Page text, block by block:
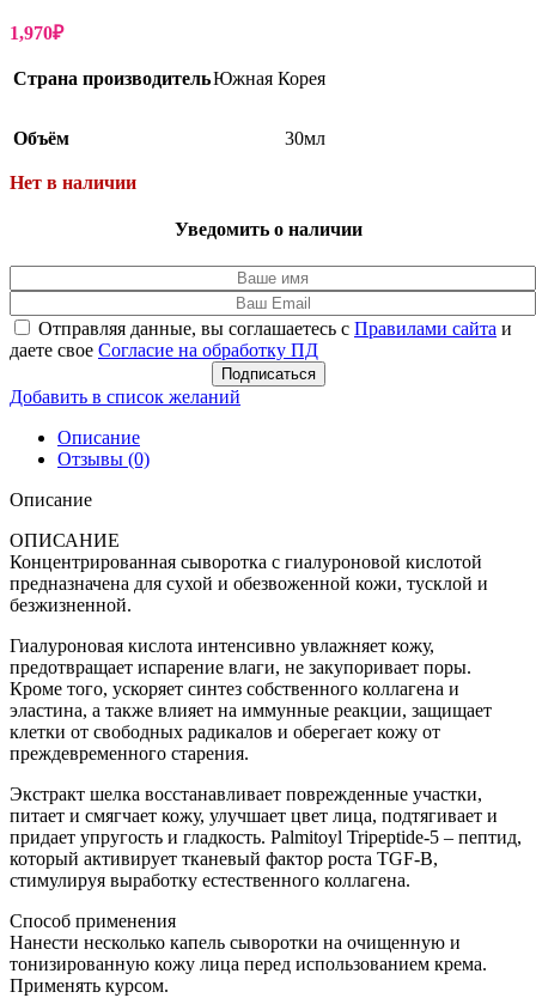
1,970₽
Страна производительЮжная Корея
Объём 30мл
Нет в наличии
Уведомить о наличии
Отправляя данные, вы соглашаетесь с Правилами сайта и
даете свое Согласие на обработку ПД
Подписаться
Добавить в список желаний
Описание
Отзывы (0)
Описание
ОПИСАНИЕ
Концентрированная сыворотка с гиалуроновой кислотой
предназначена для сухой и обезвоженной кожи, тусклой и
безжизненной.
Гиалуроновая кислота интенсивно увлажняет кожу,
предотвращает испарение влаги, не закупоривает поры.
Кроме того, ускоряет синтез собственного коллагена и
эластина, а также влияет на иммунные реакции, защищает
клетки от свободных радикалов и оберегает кожу от
преждевременного старения.
Экстракт шелка восстанавливает поврежденные участки,
питает и смягчает кожу, улучшает цвет лица, подтягивает и
придает упругость и гладкость. Palmitoyl Tripeptide-5 – пептид,
который активирует тканевый фактор роста TGF-B,
стимулируя выработку естественного коллагена.
Способ применения
Нанести несколько капель сыворотки на очищенную и
тонизированную кожу лица перед использованием крема.
Применять курсом.